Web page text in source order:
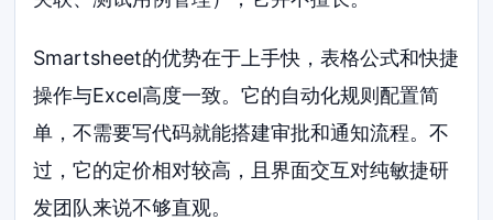
Smartsheet的优势在于上手快，表格公式和快捷
操作与Excel高度一致。它的自动化规则配置简
单，不需要写代码就能搭建审批和通知流程。不
过，它的定价相对较高，且界面交互对纯敏捷研
发团队来说不够直观。